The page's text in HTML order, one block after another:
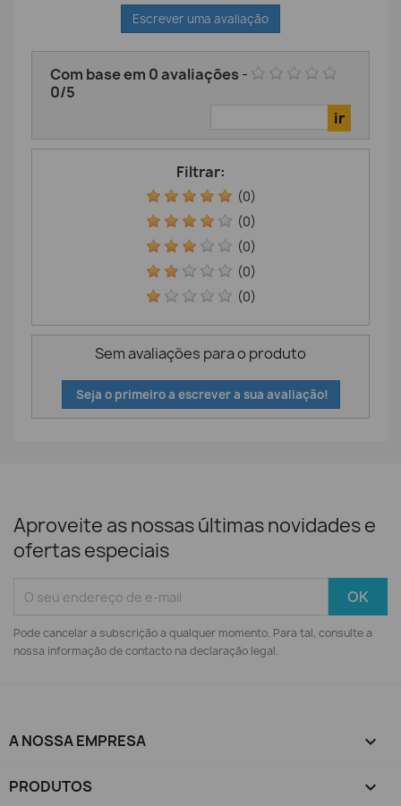
Escrever uma avaliação
Com base em 0avaliações-
0/5
Filtrar:
(0)
(0)
(0)
(0)
(0)
Sem avaliações para o produto
Seja o primeiro a escrever a sua avaliação!
Aproveite as nossas últimas novidades e
ofertas especiais
Pode cancelar a subscrição a qualquer momento. Para tal, consulte a
nossa informação de contacto na declaração legal.
A NOSSA EMPRESA 
PRODUTOS 